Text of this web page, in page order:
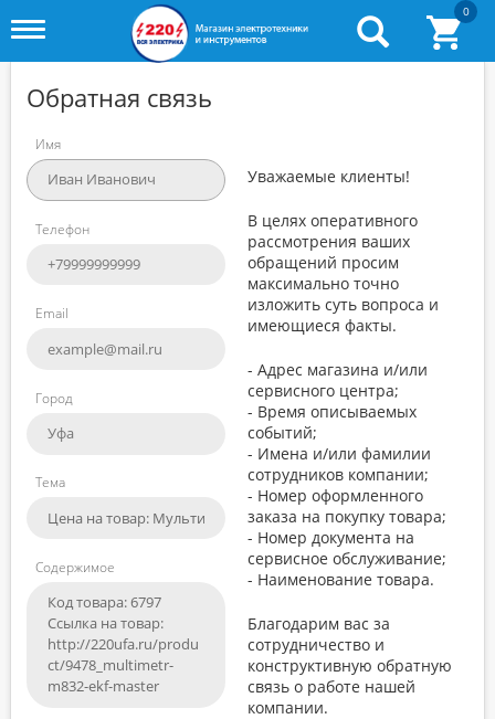
Toggle
0
Обратная связь
Имя
Телефон
Email
Город
Тема
Содержимое
Уважаемые клиенты!
В целях оперативного
рассмотрения ваших
обращений просим
максимально точно
изложить суть вопроса и
имеющиеся факты.
- Адрес магазина и/или
сервисного центра;
- Время описываемых
событий;
- Имена и/или фамилии
сотрудников компании;
- Номер оформленного
заказа на покупку товара;
- Номер документа на
сервисное обслуживание;
- Наименование товара.
Благодарим вас за
сотрудничество и
конструктивную обратную
связь о работе нашей
компании.